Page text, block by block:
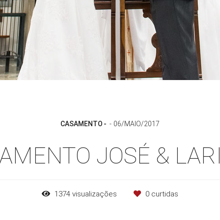
CASAMENTO 06/MAIO/2017
JOSÉ &
1374 visualizações 0 curtidas